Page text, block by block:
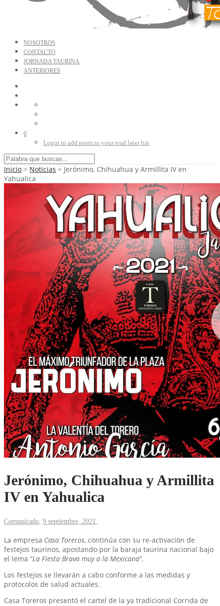
NOSOTROS
CONTACTO
JORNADA TAURINA
ANTERIORES
0
Login to add posts to your read later list
Inicio > Noticias > Jerónimo, Chihuahua y Armillita IV en
Yahualica
Jerónimo, Chihuahua y Armillita
IV en Yahualica
Comunicado, 9 septiembre, 2021
La empresa Casa Toreros, continúa con su re-activación de
festejos taurinos, apostando por la baraja taurina nacional bajo
el lema “La Fiesta Brava muy a la Mexicana”.
Los festejos se llevarán a cabo conforme a las medidas y
protocolos de salud actuales.
Casa Toreros presentó el cartel de la ya tradicional Corrida de